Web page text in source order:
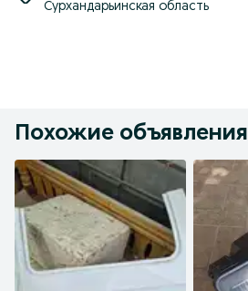
Сурхандарьинская область
Похожие объявления